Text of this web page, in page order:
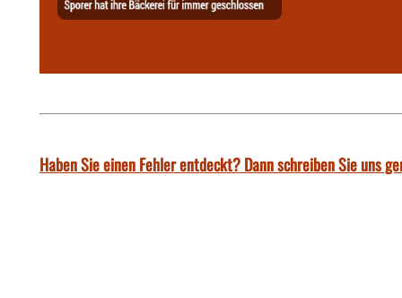
Haben Sie einen Fehler entdeckt? Dann schreiben Sie uns